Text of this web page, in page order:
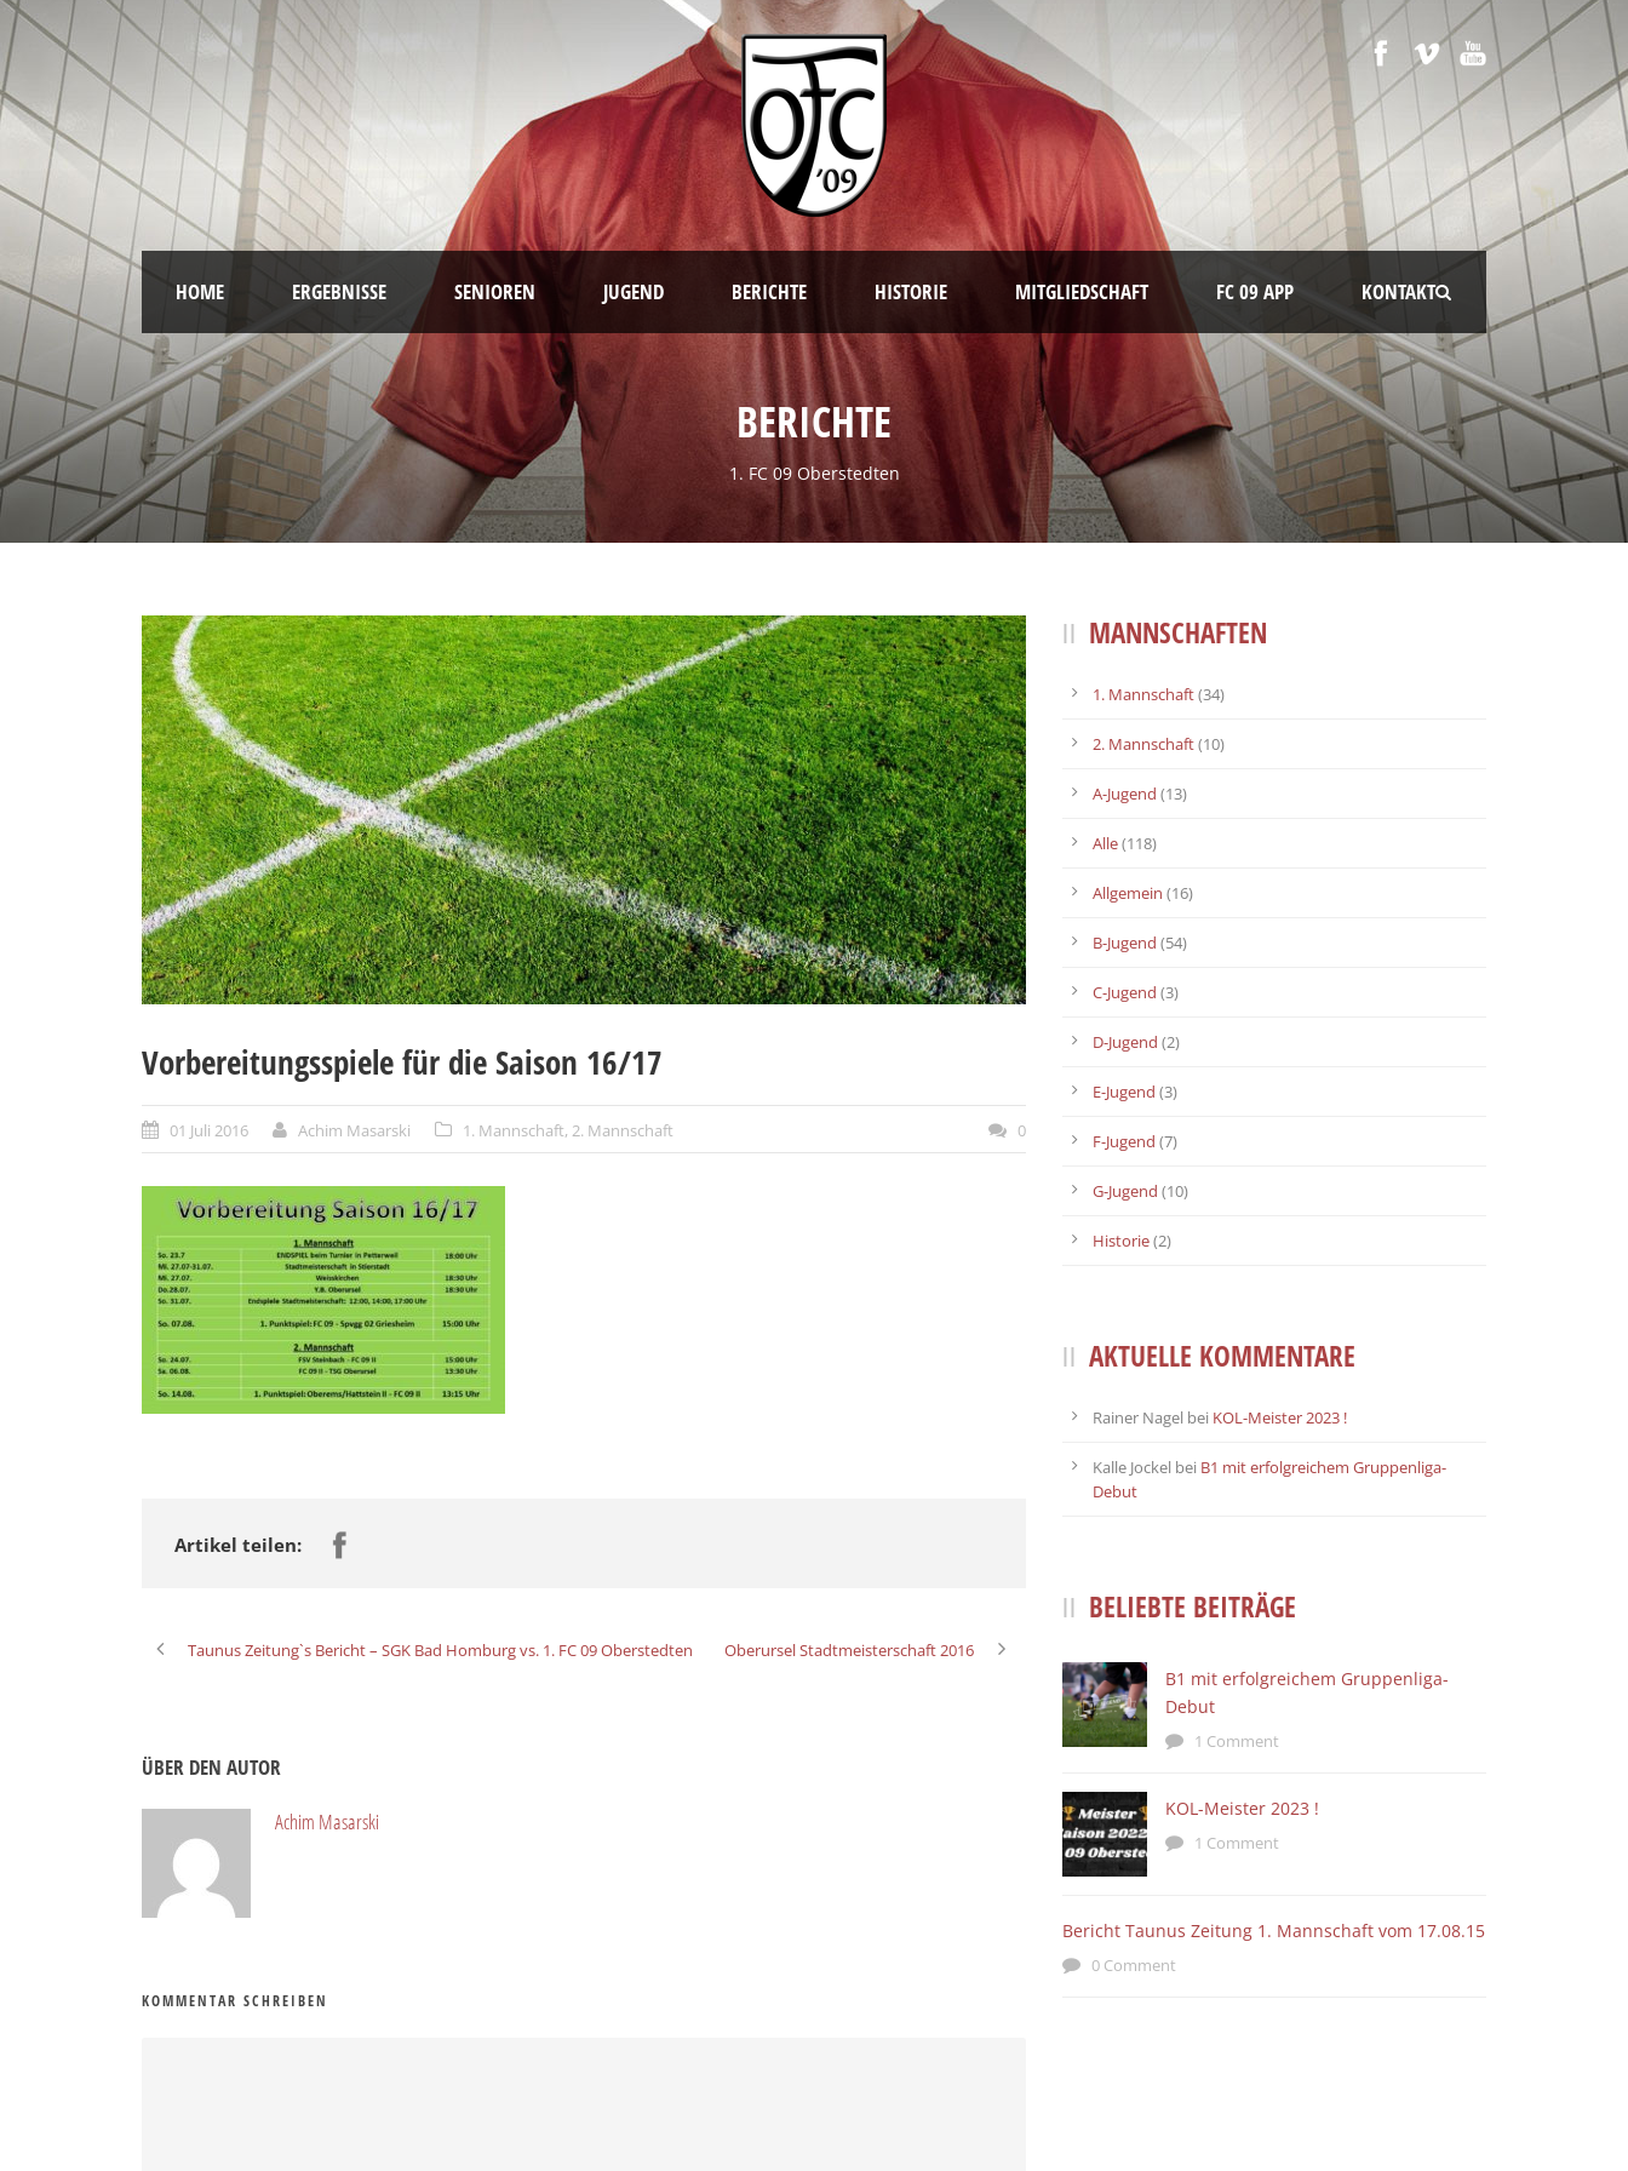
HOME ERGEBNISSE SENIOREN JUGEND BERICHTE HISTORIE MITGLIEDSCHAFT FC 09 APP KONTAKT
BERICHTE
1. FC 09 Oberstedten
Vorbereitungsspiele für die Saison 16/17
01 Juli 2016 Achim Masarski 1. Mannschaft, 2. Mannschaft 0
Artikel teilen:
Taunus Zeitung`s Bericht – SGK Bad Homburg vs. 1. FC 09 Oberstedten Oberursel Stadtmeisterschaft 2016
ÜBER DEN AUTOR
Achim Masarski
KOMMENTAR SCHREIBEN
MANNSCHAFTEN
1. Mannschaft(34)
2. Mannschaft(10)
A-Jugend (13)
Alle(118)
Allgemein (16)
B-Jugend (54)
C-Jugend (3)
D-Jugend (2)
E-Jugend (3)
F-Jugend (7)
G-Jugend (10)
Historie(2)
AKTUELLE KOMMENTARE
Rainer Nagel bei KOL-Meister 2023 !
Kalle Jockel bei B1 mit erfolgreichem Gruppenliga-
Debut
BELIEBTE BEITRÄGE
B1 mit erfolgreichem Gruppenliga-
Debut
1 Comment
KOL-Meister 2023 !
1 Comment
Bericht Taunus Zeitung 1. Mannschaft vom 17.08.15
0 Comment